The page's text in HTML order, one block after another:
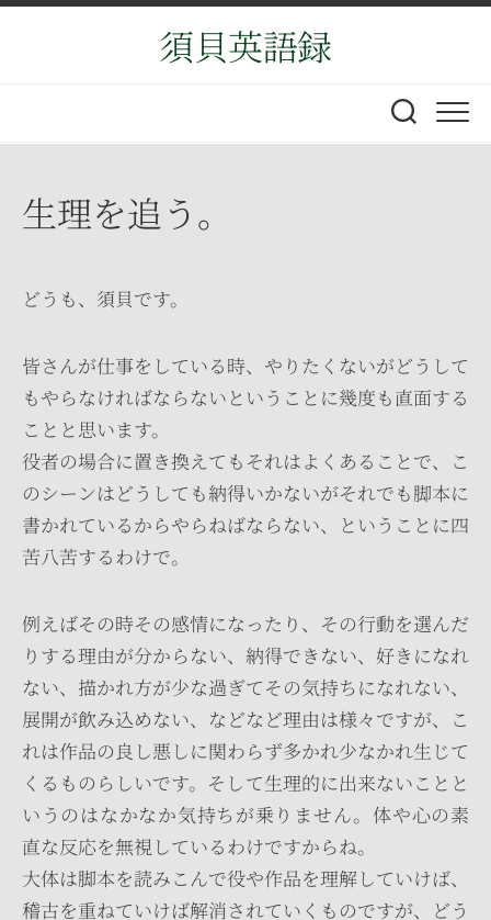
Skip
須貝英語録
生理を追う。
どうも、須貝です。
皆さんが仕事をしている時、やりたくないがどうして
もやらなければならないということに幾度も直面する
ことと思います。
役者の場合に置き換えてもそれはよくあることで、こ
のシーンはどうしても納得いかないがそれでも脚本に
書かれているからやらねばならない、ということに四
苦八苦するわけで。
例えばその時その感情になったり、その行動を選んだ
りする理由が分からない、納得できない、好きになれ
ない、描かれ方が少な過ぎてその気持ちになれない、
展開が飲み込めない、などなど理由は様々ですが、こ
れは作品の良し悪しに関わらず多かれ少なかれ生じて
くるものらしいです。そして生理的に出来ないことと
いうのはなかなか気持ちが乗りません。体や心の素
直な反応を無視しているわけですからね。
大体は脚本を読みこんで役や作品を理解していけば、
稽古を重ねていけば解消されていくものですが、どう